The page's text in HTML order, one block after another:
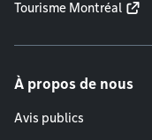
Tourisme Montréal
À propos de nous
Avis publics